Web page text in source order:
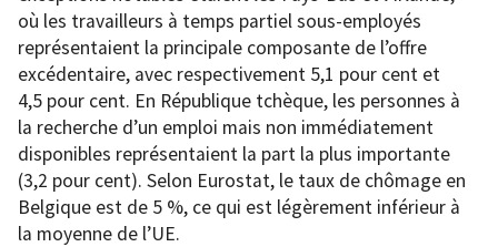
où les travailleurs à temps partiel sous-employés
représentaient la principale composante de l’offre
excédentaire, avec respectivement 5,1 pour cent et
4,5 pour cent. En République tchèque, les personnes à
la recherche d’un emploi mais non immédiatement
disponibles représentaient la part la plus importante
(3,2 pour cent). Selon Eurostat, le taux de chômage en
Belgique est de 5 %, ce qui est légèrement inférieur à
la moyenne de l’UE.